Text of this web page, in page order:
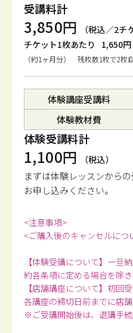
受講料計
3,850円
（税込／2チ
チケット1枚あたり
1,650円
（約1ヶ月分） 残枚数1枚で2枚
体験講座受講料
体験教材費
体験受講料計
1,100円 （税込）
まずは体験レッスンからの
お申し込みください。
<注意事項>
<ご購入後のキャンセルにつ
【体験受講について】一旦
約各条項に定める場合を除
【店舗講座について】初回
各講座の締切日前までに店舗
※ご受講開始後は、退講手続